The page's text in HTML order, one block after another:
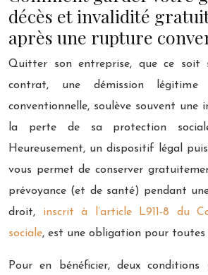
décès et invalidité
après une rupture
Quitter son entreprise, que ce
contrat, une démission
conventionnelle, soulève souvent une
la perte de sa protection sociale
Heureusement, un dispositif légal
vous permet de conserver
prévoyance (et de santé) pendant
droit, inscrit à l’article L911-8 du
sociale, est une obligation pour toutes
Pour en bénéficier, deux conditions